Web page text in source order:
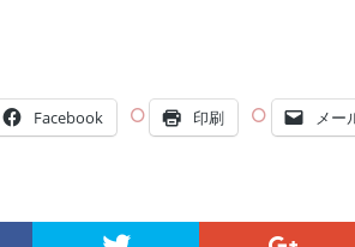
Facebook 印刷 メー